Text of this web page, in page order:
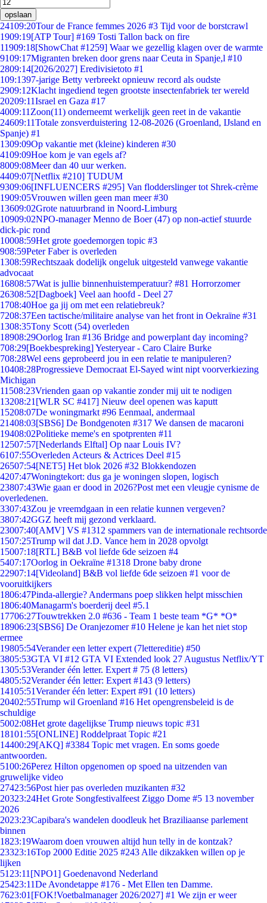
opslaan
24109:20Tour de France femmes 2026 #3 Tijd voor de borstcrawl
1909:19[ATP Tour] #169 Tosti Tallon back on fire
11909:18[ShowChat #1259] Waar we gezellig klagen over de warmte
9109:17Migranten breken door grens naar Ceuta in Spanje,l #10
2809:14[2026/2027] Eredivisietoto #1
109:1397-jarige Betty verbreekt opnieuw record als oudste
2909:12Klacht ingediend tegen grootste insectenfabriek ter wereld
20209:11Israel en Gaza #17
4009:11 Zoon(11) onderneemt werkelijk geen reet in de vakantie
24609:11Totale zonsverduistering 12-08-2026 (Groenland, IJsland en
Spanje) #1
1309:09Op vakantie met (kleine) kinderen #30
4109:09Hoe kom je van egels af?
8009:08Meer dan 40 uur werken.
4409:07[Netflix #210] TUDUM
9309:06[INFLUENCERS #295] Van flodderslinger tot Shrek-crème
1909:05Vrouwen willen geen man meer #30
13609:02Grote natuurbrand in Noord-Limburg
10909:02NPO-manager Menno de Boer (47) op non-actief stuurde
dick-pic rond
10008:59Het grote goedemorgen topic #3
908:59Peter Faber is overleden
1308:59Rechtszaak dodelijk ongeluk uitgesteld vanwege vakantie
advocaat
16808:57Wat is jullie binnenhuistemperatuur? #81 Horrorzomer
26308:52[Dagboek] Veel aan hoofd - Deel 27
1708:40Hoe ga jij om met een relatiebreuk?
7208:37Een tactische/militaire analyse van het front in Oekraïne #31
1308:35Tony Scott (54) overleden
18908:29Oorlog Iran #136 Bridge and powerplant day incoming?
708:29[Boekbespreking] Yesteryear - Caro Claire Burke
708:28Wel eens geprobeerd jou in een relatie te manipuleren?
10408:28Progressieve Democraat El-Sayed wint nipt voorverkiezing
Michigan
11508:23Vrienden gaan op vakantie zonder mij uit te nodigen
13208:21 [WLR SC #417] Nieuw deel openen was kaputt
15208:07De woningmarkt #96 Eenmaal, andermaal
21408:03[SBS6] De Bondgenoten #317 We dansen de macaroni
19408:02Politieke meme's en spotprenten #11
12507:57[Nederlands Elftal] Op naar Louis IV?
6107:55Overleden Acteurs & Actrices Deel #15
26507:54[NET5] Het blok 2026 #32 Blokkendozen
4207:47Woningtekort: dus ga je woningen slopen, logisch
23807:43Wie gaan er dood in 2026?Post met een vleugje cynisme de
overledenen.
3307:43Zou je vreemdgaan in een relatie kunnen vergeven?
3807:42GGZ heeft mij gezond verklaard.
23007:40[AMV] VS #1312 spammers van de internationale rechtsorde
1507:25Trump wil dat J.D. Vance hem in 2028 opvolgt
15007:18[RTL] B&B vol liefde 6de seizoen #4
5407:17Oorlog in Oekraïne #1318 Drone baby drone
22907:14[Videoland] B&B vol liefde 6de seizoen #1 voor de
vooruitkijkers
1806:47Pinda-allergie? Andermans poep slikken helpt misschien
1806:40Managarm's boerderij deel #5.1
17706:27Touwtrekken 2.0 #636 - Team 1 beste team *G* *O*
18906:23[SBS6] De Oranjezomer #10 Helene je kan het niet stop
ermee
19805:54Verander een letter expert (7lettereditie) #50
3805:53GTA VI #12 GTA VI Extended look 27 Augustus Netflix/YT
1305:53Verander één letter. Expert # 75 (8 letters)
4805:52Verander één letter: Expert #143 (9 letters)
14105:51Verander één letter: Expert #91 (10 letters)
20402:55Trump wil Groenland #16 Het opengrensbeleid is de
schuldige
5002:08Het grote dagelijkse Trump nieuws topic #31
18101:55[ONLINE] Roddelpraat Topic #21
14400:29[AKQ] #3384 Topic met vragen. En soms goede
antwoorden.
5100:26Perez Hilton opgenomen op spoed na uitzenden van
gruwelijke video
27423:56Post hier pas overleden muzikanten #32
20323:24Het Grote Songfestivalfeest Ziggo Dome #5 13 november
2026
2023:23Capibara's wandelen doodleuk het Braziliaanse parlement
binnen
1823:19Waarom doen vrouwen altijd hun telly in de kontzak?
23323:16Top 2000 Editie 2025 #243 Alle dikzakken willen op je
lijken
51 23:11 [NPO1] Goedenavond Nederland
25423:11De Avondetappe #176 - Met Ellen ten Damme.
7623:01 [FOK!Voetbalmanager 2026/2027] #1 We zijn er weer